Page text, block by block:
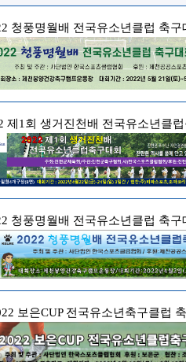
청풍명월배 전국유소년클럽 축구
제1회 생거진천배 전국유소년클
청풍명월배 전국유소년클럽 축구
보은CUP 전국유소년축구클럽